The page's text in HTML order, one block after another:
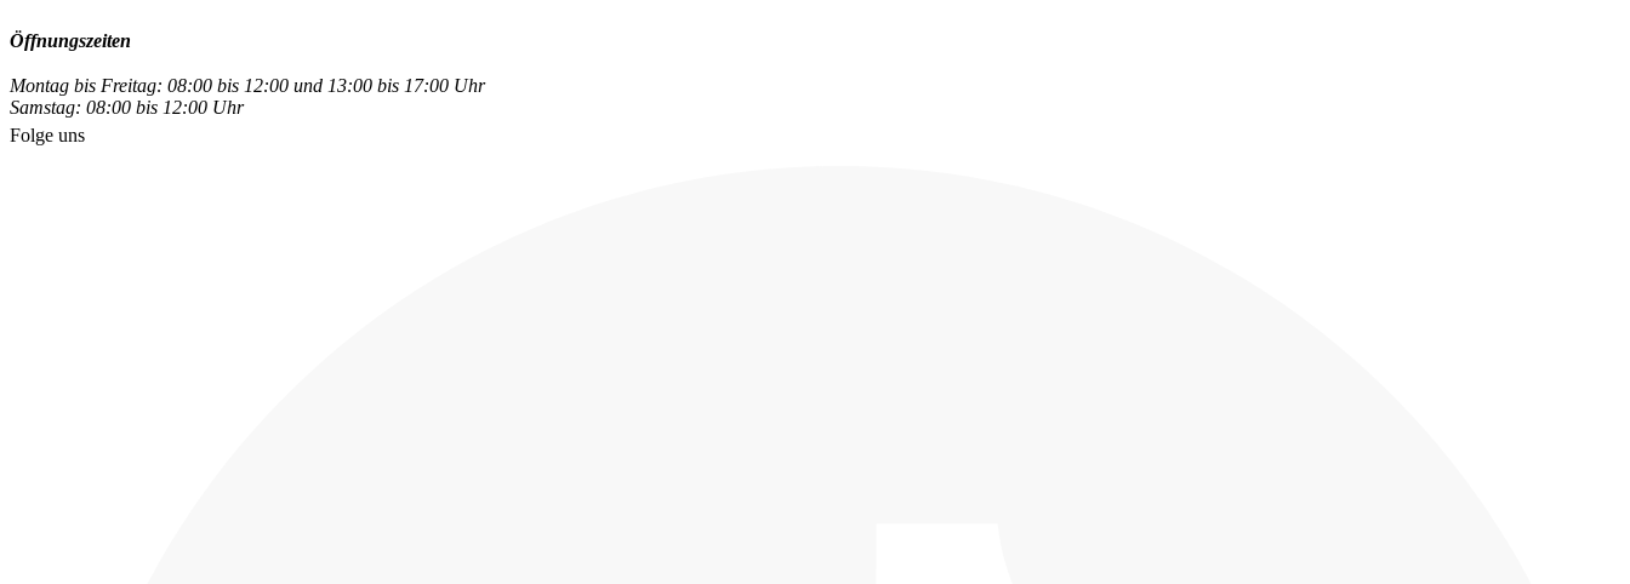
Öffnungszeiten
Montag bis Freitag: 08:00 bis 12:00 und 13:00 bis 17:00 Uhr
Samstag: 08:00 bis 12:00 Uhr
Folge uns